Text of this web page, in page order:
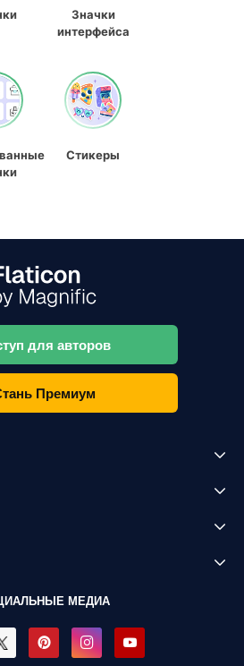
Значки
интерфейса
Стикеры
для авторов
Премиум
МЕДИА